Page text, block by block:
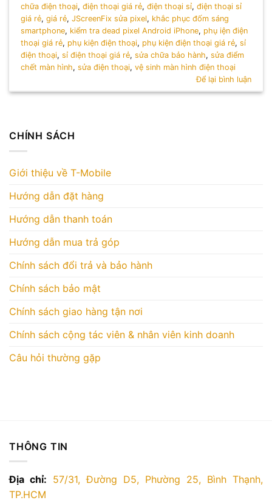
CHÍNH SÁCH
Giới thiệu về T-Mobile
Hướng dẫn đặt hàng
Hướng dẫn thanh toán
Hướng dẫn mua trả góp
Chính sách đổi trả và bảo hành
Chính sách bảo mật
Chính sách giao hàng tận nơi
Chính sách cộng tác viên & nhân viên kinh doanh
Câu hỏi thường gặp
chữa điện thoại,điện thoại giá rẻ,điện thoại sỉ,điện thoại sỉ
giá rẻ,giá rẻ,JScreenFix sửa pixel, khắc phục đốm sáng
smartphone, kiểm tra dead pixel Android iPhone, phụ iện điện
thoại giá rẻ, phụ kiện điện thoại, phụ kiện điện thoại giá rẻ,sỉ
điện thoại,sỉ điện thoại giá rẻ,sửa chữa bảo hành,sửa điểm
chết màn hình,sửa điện thoại,vệ sinh màn hình điện thoại
Để lại bình luận
THÔNG TIN
Địa chỉ: 57/31, Đường D5, Phường 25, Bình Thạnh,
TP.HCM